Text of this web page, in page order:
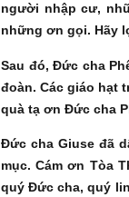
người nhập cư,
những ơn gọi. Hãy
Sau đó, Đức cha
đoàn. Các giáo hạt
quà tạ ơn Đức cha
Đức cha Giuse đã
mục. Cám ơn Tòa
quý Đức cha, quý